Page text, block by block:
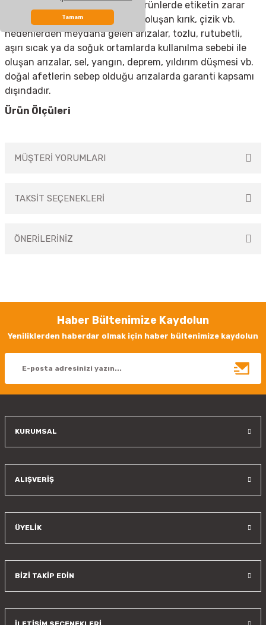
Tamam
yapılması, garanti etiketi olan ürünlerde etiketin zarar
görmesi, cihazın dış yüzeyinde oluşan kırık, çizik vb.
nedenlerden meydana gelen arızalar, tozlu, rutubetli,
aşırı sıcak ya da soğuk ortamlarda kullanılma sebebi ile
oluşan arızalar, sel, yangın, deprem, yıldırım düşmesi vb.
doğal afetlerin sebep olduğu arızalarda garanti kapsamı
dışındadır.
Ürün Ölçüleri
MÜŞTERİ YORUMLARI
TAKSİT SEÇENEKLERİ
ÖNERİLERİNİZ
Görüş ve önerileriniz için teşekkür ederiz.
Ürün resmi kalitesiz, bozuk veya görüntülenemiyor.
Ürün bilgilerinde hatalar bulunuyor.
Haber Bültenimize Kaydolun
Yeniliklerden haberdar olmak için haber bültenimize kaydolun
KURUMSAL
ALIŞVERİŞ
ÜYELİK
BİZİ TAKİP EDİN